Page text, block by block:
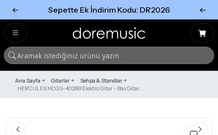
← Sepette Ek İndirim Kodu: DR2026 ←
Ana Sayfa Gitarlar
Sehpa & Standlar
HERCULES HCGS-402BB Elektro Gitar – Bas Gitar...
Tümünü Gör
Tümünü gör